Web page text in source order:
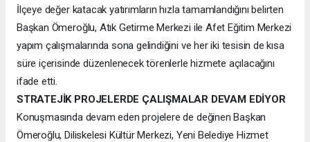
İlçeye değer katacak yatırımların hızla tamamlandığını belirten
Başkan Ömeroğlu, Atık Getirme Merkezi ile Afet Eğitim Merkezi
yapım çalışmalarında sona gelindiğini ve her iki tesisin de kısa
süre içerisinde düzenlenecek törenlerle hizmete açılacağını
ifade etti.
STRATEJİK PROJELERDE ÇALIŞMALAR DEVAM EDİYOR
Konuşmasında devam eden projelere de değinen Başkan
Ömeroğlu, Diliskelesi Kültür Merkezi, Yeni Belediye Hizmet